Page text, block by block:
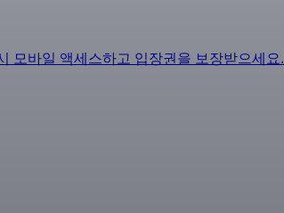
모바일 액세스하고 입장권을 보장받으세요.